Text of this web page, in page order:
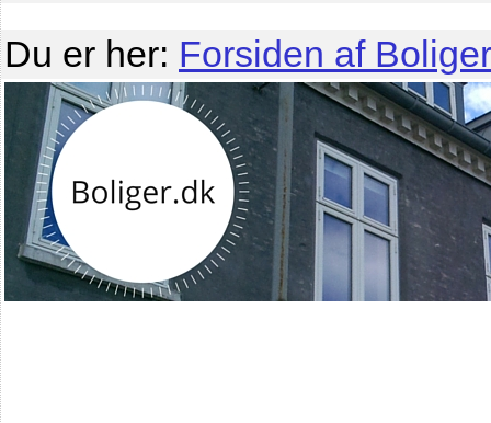
Du er her: Forsiden af